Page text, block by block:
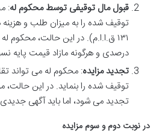
قبول مال توقیفی توسط محکوم له:
توقیف شده را به میزان طلب و
۱۳۱ ق.ا.ا.م). در این حالت، محکوم
درصدی و هرگونه مازاد قیمت پایه
تجدید مزایده: محکوم له می تواند
توقیف شده را بنماید. در این حالت،
تجدید می شود، اما باید آگهی
در نوبت دوم و سوم مزایده